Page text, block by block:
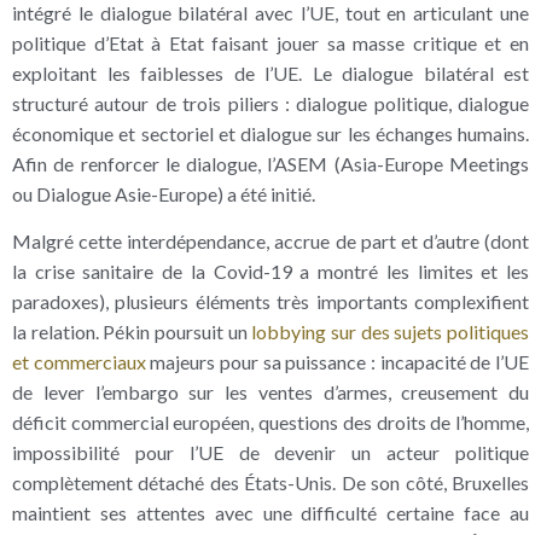
intégré le dialogue bilatéral avec l’UE, tout en articulant une
politique d’Etat à Etat faisant jouer sa masse critique et en
exploitant les faiblesses de l’UE. Le dialogue bilatéral est
structuré autour de trois piliers : dialogue politique, dialogue
économique et sectoriel et dialogue sur les échanges humains.
Afin de renforcer le dialogue, l’ASEM (Asia-Europe Meetings
ou Dialogue Asie-Europe) a été initié.
Malgré cette interdépendance, accrue de part et d’autre (dont
la crise sanitaire de la Covid-19 a montré les limites et les
paradoxes), plusieurs éléments très importants complexifient
la relation. Pékin poursuit un lobbying sur des sujets politiques
et commerciauxmajeurs pour sa puissance : incapacité de l’UE
de lever l’embargo sur les ventes d’armes, creusement du
déficit commercial européen, questions des droits de l’homme,
impossibilité pour l’UE de devenir un acteur politique
complètement détaché des États-Unis. De son côté, Bruxelles
maintient ses attentes avec une difficulté certaine face au